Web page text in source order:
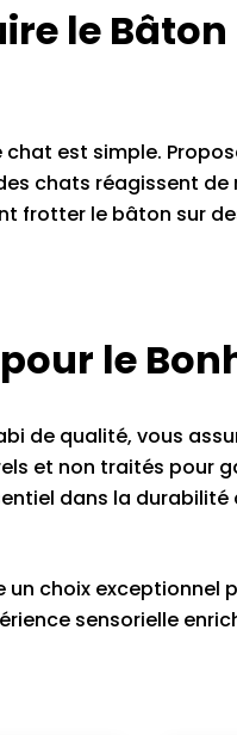
le
est simple.
chats réagissent
frotter le bâton sur
le
de qualité, vous
et non traités pour
dans la
choix exceptionnel
sensorielle